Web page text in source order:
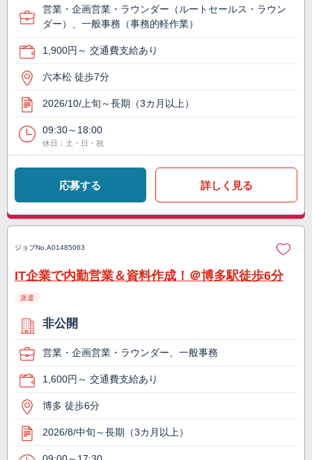
営業・企画営業・ラウンダー（ルートセールス・ラウン
ダー）、一般事務（事務的軽作業）
1,900円～ 交通費支給あり
六本松 徒歩7分
2026/10/上旬～長期（3カ月以上）
09:30～18:00
休日：土・日・祝
応募する 詳しく見る
ジョブNo. A01485063
IT企業で内勤営業＆資料作成！＠博多駅徒歩6分
派遣
非公開
営業・企画営業・ラウンダー、一般事務
1,600円～ 交通費支給あり
博多 徒歩6分
2026/8/中旬～長期（3カ月以上）